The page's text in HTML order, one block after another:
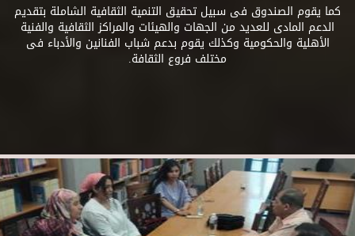
كما يقوم الصندوق فى سبيل تحقيق التنمية الثقافية الشاملة بتقديم
الدعم المادى للعديد من الجهات والهيئات والمراكز الثقافية والفنية
الأهلية والحكومية وكذلك يقوم بدعم شباب الفنانين والأدباء فى
مختلف فروع الثقافة.